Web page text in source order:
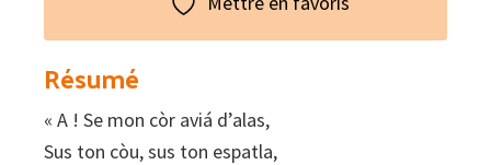
entre-
duberta
Résumé
« A ! Se mon còr aviá d’alas,
Sus ton còu, sus ton espatla,